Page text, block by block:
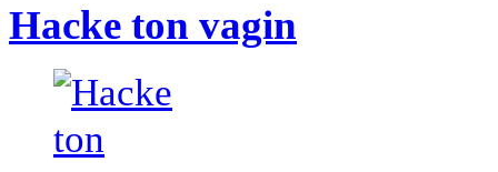
Hacke ton vagin